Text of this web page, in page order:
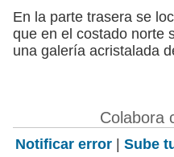
En la parte trasera se
que en el costado norte
una galería acristalada
Colabora
Notificar error | Sube